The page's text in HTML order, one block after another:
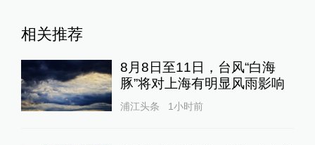
相关推荐
8月8日至11日，台风“白海
豚”将对上海有明显风雨影响
浦江头条 1小时前